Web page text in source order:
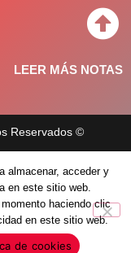
LEER MÁS NOTAS
Reservados ©
almacenar, acceder y
en este sitio web.
haciendo clic
en este sitio web.
de cookies